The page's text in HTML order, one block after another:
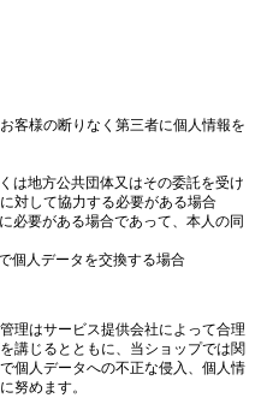
客様の断りなく第三者に個人情報を
は地方公共団体又はその委託を受け
対して協力する必要がある場合
必要がある場合であって、本人の同
個人データを交換する場合
理はサービス提供会社によって合理
講じるとともに、当ショップでは関
個人データへの不正な侵入、個人情
努めます。